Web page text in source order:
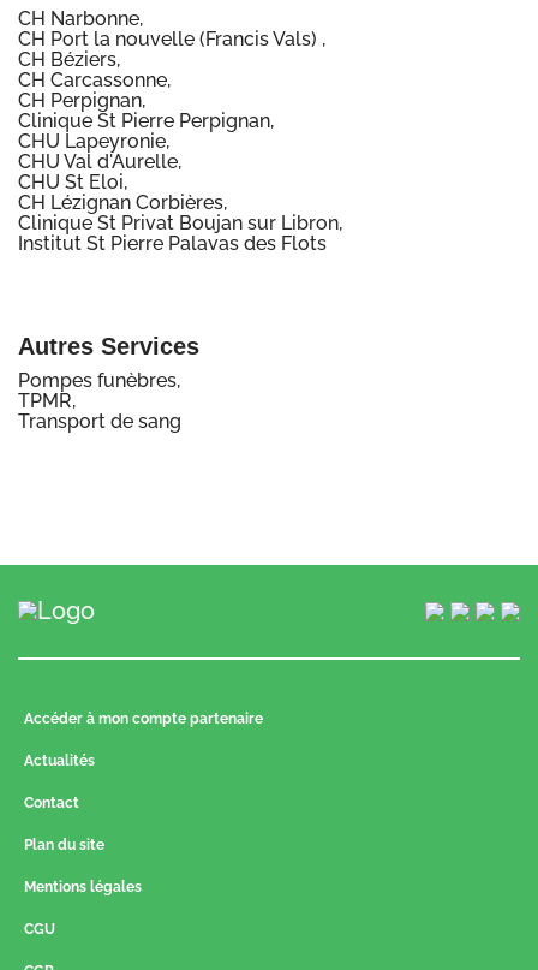
CH Narbonne,
CH Port la nouvelle (Francis Vals) ,
CH Béziers,
CH Carcassonne,
CH Perpignan,
Clinique St Pierre Perpignan,
CHU Lapeyronie,
CHU Val d'Aurelle,
CHU St Eloi,
CH Lézignan Corbières,
Clinique St Privat Boujan sur Libron,
Institut St Pierre Palavas des Flots
Autres Services
Pompes funèbres,
TPMR,
Transport de sang
Accéder à mon compte partenaire
Actualités
Contact
Plan du site
Mentions légales
CGU